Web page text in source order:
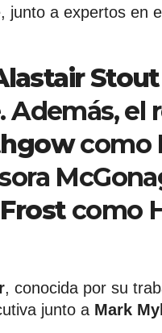
junto a expertos en
Stout
Además, el
como
como
, conocida por su
junto a Mark